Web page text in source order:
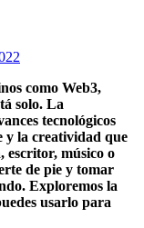
como Web3,
solo. La
tecnológicos
y la creatividad que
escritor, músico o
de pie y tomar
Exploremos la
usarlo para